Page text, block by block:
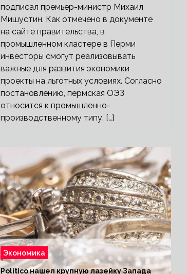
подписал премьер-министр Михаил
Мишустин. Как отмечено в документе
на сайте правительства, в
промышленном кластере в Перми
инвесторы смогут реализовывать
важные для развития экономики
проекты на льготных условиях. Согласно
постановлению, пермская ОЭЗ
относится к промышленно-
производственному типу. […]
Экономика
Politico нашел крупную лазейку Запада